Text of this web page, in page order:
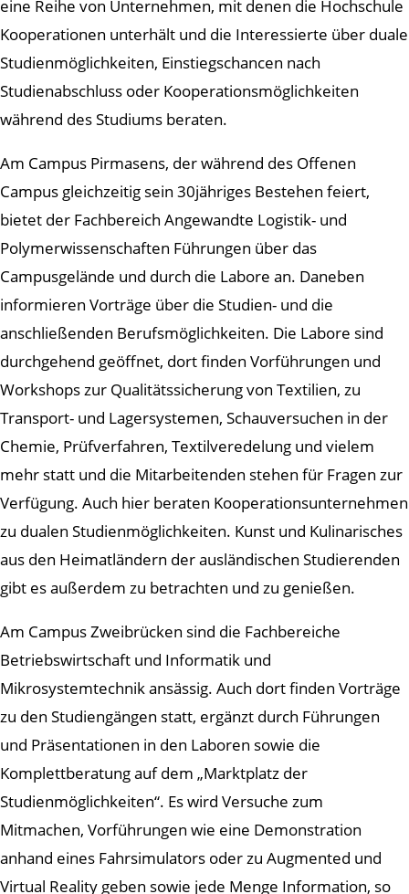
eine Reihe von Unternehmen, mit denen die Hochschule
Kooperationen unterhält und die Interessierte über duale
Studienmöglichkeiten, Einstiegschancen nach
Studienabschluss oder Kooperationsmöglichkeiten
während des Studiums beraten.
Am Campus Pirmasens, der während des Offenen
Campus gleichzeitig sein 30jähriges Bestehen feiert,
bietet der Fachbereich Angewandte Logistik- und
Polymerwissenschaften Führungen über das
Campusgelände und durch die Labore an. Daneben
informieren Vorträge über die Studien- und die
anschließenden Berufsmöglichkeiten. Die Labore sind
durchgehend geöffnet, dort finden Vorführungen und
Workshops zur Qualitätssicherung von Textilien, zu
Transport- und Lagersystemen, Schauversuchen in der
Chemie, Prüfverfahren, Textilveredelung und vielem
mehr statt und die Mitarbeitenden stehen für Fragen zur
Verfügung. Auch hier beraten Kooperationsunternehmen
zu dualen Studienmöglichkeiten. Kunst und Kulinarisches
aus den Heimatländern der ausländischen Studierenden
gibt es außerdem zu betrachten und zu genießen.
Am Campus Zweibrücken sind die Fachbereiche
Betriebswirtschaft und Informatik und
Mikrosystemtechnik ansässig. Auch dort finden Vorträge
zu den Studiengängen statt, ergänzt durch Führungen
und Präsentationen in den Laboren sowie die
Komplettberatung auf dem „Marktplatz der
Studienmöglichkeiten“. Es wird Versuche zum
Mitmachen, Vorführungen wie eine Demonstration
anhand eines Fahrsimulators oder zu Augmented und
Virtual Reality geben sowie jede Menge Information, so